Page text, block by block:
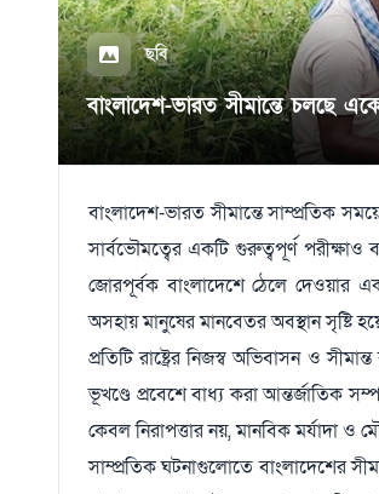
ছবি
বাংলাদেশ-ভারত সীমান্তে চলছে
বাংলাদেশ-ভারত সীমান্তে সাম্প্রতিক
সার্বভৌমত্বের একটি গুরুত্বপূর্ণ
জোরপূর্বক বাংলাদেশে ঠেলে দেওয়ার
অসহায় মানুষের মানবেতর অবস্থান সৃষ্টি
প্রতিটি রাষ্ট্রের নিজস্ব অভিবাসন ও
ভূখণ্ডে প্রবেশে বাধ্য করা আন্তর্জাতিক
কেবল নিরাপত্তার নয়, মানবিক মর্যাদা
সাম্প্রতিক ঘটনাগুলোতে বাংলাদেশের